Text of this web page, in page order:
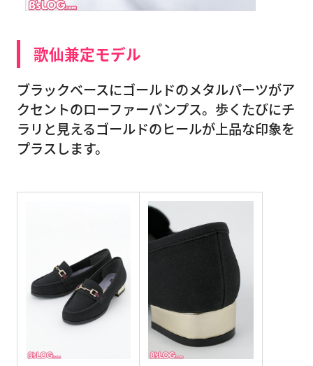
歌仙兼定モデル
ブラックベースにゴールドのメタルパーツがア
クセントのローファーパンプス。歩くたびにチ
ラリと見えるゴールドのヒールが上品な印象を
プラスします。